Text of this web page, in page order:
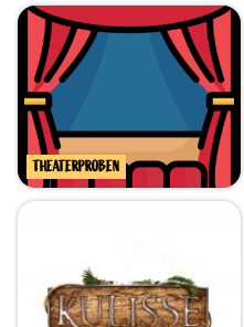
THEATERPROBEN